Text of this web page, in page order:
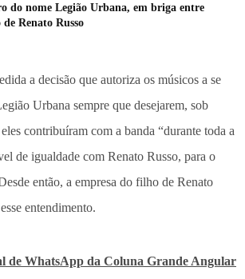
do nome Legião Urbana, em briga entre
Renato Russo
a decisão que autoriza os músicos a se
Urbana sempre que desejarem, sob
contribuíram com a banda “durante toda a
de igualdade com Renato Russo, para o
então, a empresa do filho de Renato
entendimento.
de WhatsApp da Coluna Grande Angular